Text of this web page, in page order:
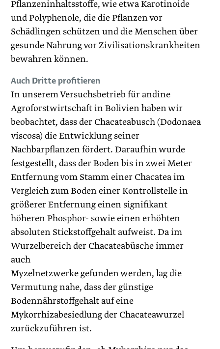
Pflanzeninhaltsstoffe, wie etwa Karotinoide
und Polyphenole, die die Pflanzen vor
Schädlingen schützen und die Menschen über
gesunde Nahrung vor Zivilisationskrankheiten
bewahren können.
Auch Dritte profitieren
In unserem Versuchsbetrieb für andine
Agroforstwirtschaft in Bolivien haben wir
beobachtet, dass der Chacateabusch (Dodonaea
viscosa) die Entwicklung seiner
Nachbarpflanzen fördert. Daraufhin wurde
festgestellt, dass der Boden bis in zwei Meter
Entfernung vom Stamm einer Chacatea im
Vergleich zum Boden einer Kontrollstelle in
größerer Entfernung einen signifikant
höheren Phosphor- sowie einen erhöhten
absoluten Stickstoffgehalt aufweist. Da im
Wurzelbereich der Chacateabüsche immer
auch
Myzelnetzwerke gefunden werden, lag die
Vermutung nahe, dass der günstige
Bodennährstoffgehalt auf eine
Mykorrhizabesiedlung der Chacateawurzel
zurückzuführen ist.